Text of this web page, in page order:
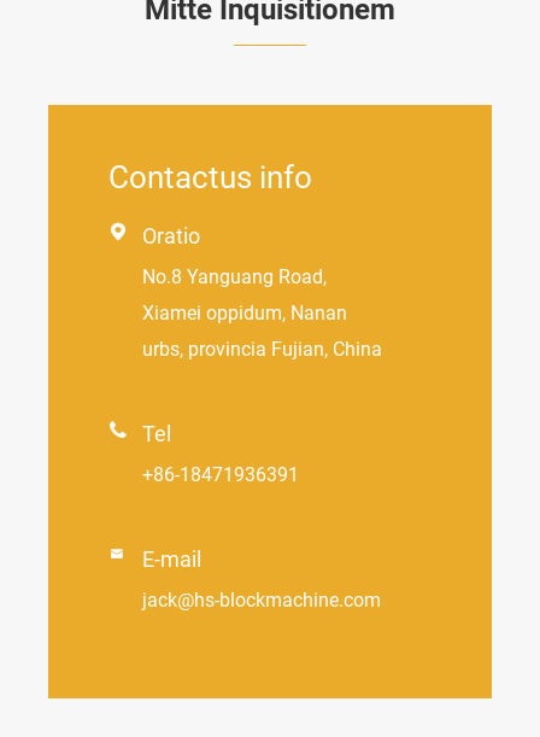
Mitte Inquisitionem
Contactus info
 Oratio
No.8 Yanguang Road,
Xiamei oppidum, Nanan
urbs, provincia Fujian, China
 Tel
+86-18471936391
 E-mail
jack@hs-blockmachine.com